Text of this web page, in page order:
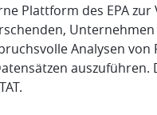
Plattform des EPA
Analysen von
auszuführen.